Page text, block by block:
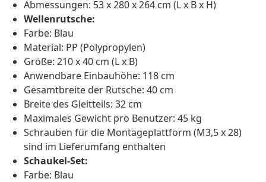
Abmessungen: 53 x 280 x 264 cm (L x B x H)
Wellenrutsche:
Farbe: Blau
Material: PP (Polypropylen)
Größe: 210 x 40 cm (L x B)
Anwendbare Einbauhöhe: 118 cm
Gesamtbreite der Rutsche: 40 cm
Breite des Gleitteils: 32 cm
Maximales Gewicht pro Benutzer: 45 kg
Schrauben für die Montageplattform (M3,5 x 28)
sind im Lieferumfang enthalten
Schaukel-Set:
Farbe: Blau